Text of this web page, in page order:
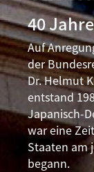
40
Auf
der
Dr. Helmut
entstand
Japanisch-
war eine
Staaten am
begann.